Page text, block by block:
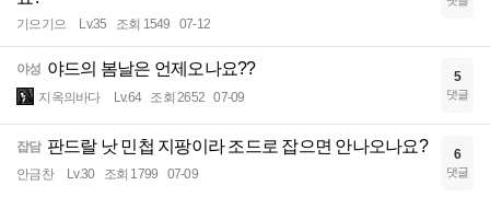
기으기으 Lv.35 조회 1549 07-12
야성 야드의 봄날은 언제오나요??
지옥의바다 Lv.64 조회 2652 07-09
5
댓글
잡담 판드랄 낫 민첩 지팡이라 조드로 잡으면 안나오나요?
안금찬 Lv.30 조회 1799 07-09
6
댓글